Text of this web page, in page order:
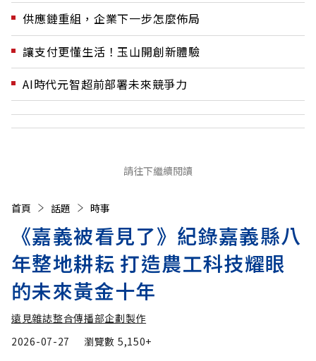
供應鏈重組，企業下一步怎麼佈局
讓支付更懂生活！玉山開創新體驗
AI時代元智超前部署未來競爭力
請往下繼續閱讀
首頁 話題 時事
《嘉義被看見了》紀錄嘉義縣八
年整地耕耘 打造農工科技耀眼
的未來黃金十年
遠見雜誌整合傳播部企劃製作
2026-07-27
瀏覽數 5,150+